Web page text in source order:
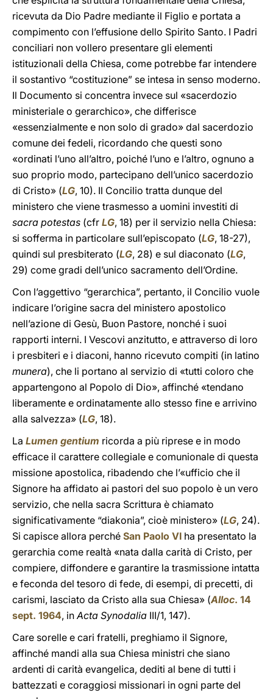
ricevuta da Dio Padre mediante il Figlio e portata a
compimento con l’effusione dello Spirito Santo. I Padri
conciliari non vollero presentare gli elementi
istituzionali della Chiesa, come potrebbe far intendere
il sostantivo “costituzione” se intesa in senso moderno.
Il Documento si concentra invece sul «sacerdozio
ministeriale o gerarchico», che differisce
«essenzialmente e non solo di grado» dal sacerdozio
comune dei fedeli, ricordando che questi sono
«ordinati l’uno all’altro, poiché l’uno e l’altro, ognuno a
suo proprio modo, partecipano dell’unico sacerdozio
di Cristo» (LG, 10). Il Concilio tratta dunque del
ministero che viene trasmesso a uomini investiti di
sacra potestas (cfr LG, 18) per il servizio nella Chiesa:
si sofferma in particolare sull’episcopato (LG, 18-27),
quindi sul presbiterato (LG, 28) e sul diaconato (LG,
29) come gradi dell’unico sacramento dell’Ordine.
Con l’aggettivo “gerarchica”, pertanto, il Concilio vuole
indicare l’origine sacra del ministero apostolico
nell’azione di Gesù, Buon Pastore, nonché i suoi
rapporti interni. I Vescovi anzitutto, e attraverso di loro
i presbiteri e i diaconi, hanno ricevuto compiti (in latino
munera), che li portano al servizio di «tutti coloro che
appartengono al Popolo di Dio», affinché «tendano
liberamente e ordinatamente allo stesso fine e arrivino
alla salvezza» (LG, 18).
La Lumen gentium ricorda a più riprese e in modo
efficace il carattere collegiale e comunionale di questa
missione apostolica, ribadendo che l’«ufficio che il
Signore ha affidato ai pastori del suo popolo è un vero
servizio, che nella sacra Scrittura è chiamato
significativamente “diakonia”, cioè ministero» (LG, 24).
Si capisce allora perché San Paolo VI ha presentato la
gerarchia come realtà «nata dalla carità di Cristo, per
compiere, diffondere e garantire la trasmissione intatta
e feconda del tesoro di fede, di esempi, di precetti, di
carismi, lasciato da Cristo alla sua Chiesa» (Alloc. 14
sept. 1964, inActa Synodalia III/1, 147).
Care sorelle e cari fratelli, preghiamo il Signore,
affinché mandi alla sua Chiesa ministri che siano
ardenti di carità evangelica, dediti al bene di tutti i
battezzati e coraggiosi missionari in ogni parte del